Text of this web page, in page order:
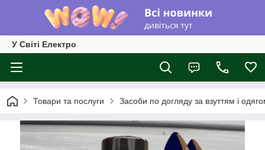
У Світі Електро
Товари та послуги Засоби по догляду за взуттям і